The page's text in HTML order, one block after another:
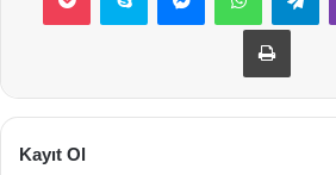
Yazdır
Kayıt Ol